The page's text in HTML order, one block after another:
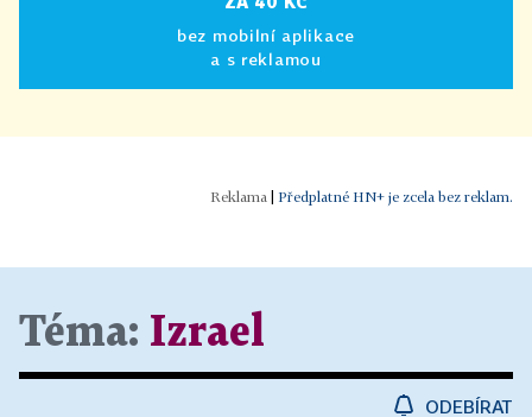
bez mobilní aplikace
a s reklamou
| Předplatné HN+ je zcela bez reklam.
Téma: Izrael
ODEBÍRAT